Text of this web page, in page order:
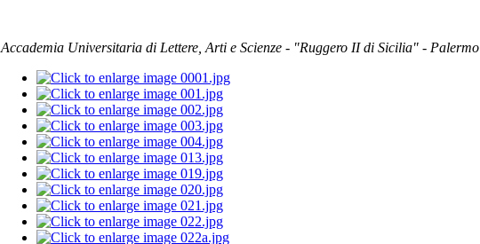
Accademia Universitaria di Lettere, Arti e Scienze - "Ruggero II di Sicilia" - Palermo